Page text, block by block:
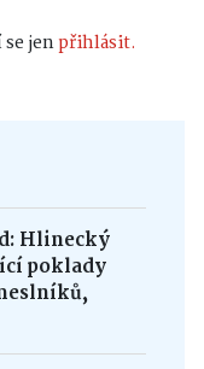
jenpřihlásit.
Hlinecký
poklady